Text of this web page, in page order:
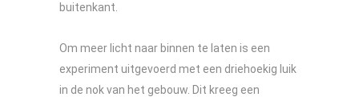
buitenkant.
Om meer licht naar binnen te laten is een
experiment uitgevoerd met een driehoekig luik
in de nok van het gebouw. Dit kreeg een